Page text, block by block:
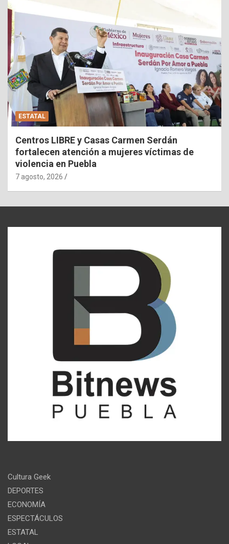
ESTATAL
Centros LIBRE y Casas Carmen Serdán
fortalecen atención a mujeres víctimas de
violencia en Puebla
7 agosto, 2026
Cultura Geek
DEPORTES
ECONOMÍA
ESPECTÁCULOS
ESTATAL